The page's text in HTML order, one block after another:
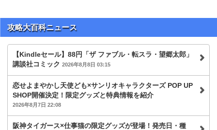
攻略大百科ニュース
【Kindleセール】88円「ザ ファブル・転スラ・望郷太郎」
講談社コミック 2026年8月8日 03:15
恋せよまやかし天使ども×サンリオキャラクターズ POP UP
SHOP開催決定！限定グッズと特典情報を紹介
2026年8月7日 22:08
阪神タイガース×仕事猫の限定グッズが登場！発売日・種